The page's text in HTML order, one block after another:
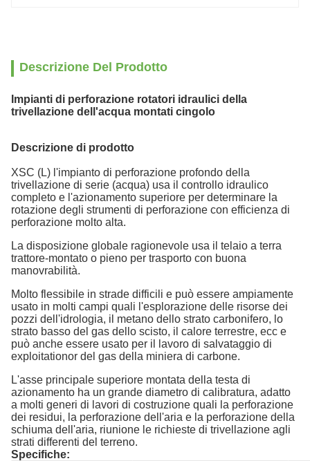
Descrizione Del Prodotto
Impianti di perforazione rotatori idraulici della
trivellazione dell'acqua montati cingolo
Descrizione di prodotto
XSC (L) l'impianto di perforazione profondo della
trivellazione di serie (acqua) usa il controllo idraulico
completo e l'azionamento superiore per determinare la
rotazione degli strumenti di perforazione con efficienza di
perforazione molto alta.
La disposizione globale ragionevole usa il telaio a terra
trattore-montato o pieno per trasporto con buona
manovrabilità.
Molto flessibile in strade difficili e può essere ampiamente
usato in molti campi quali l'esplorazione delle risorse dei
pozzi dell'idrologia, il metano dello strato carbonifero, lo
strato basso del gas dello scisto, il calore terrestre, ecc e
può anche essere usato per il lavoro di salvataggio di
exploitationor del gas della miniera di carbone.
L'asse principale superiore montata della testa di
azionamento ha un grande diametro di calibratura, adatto
a molti generi di lavori di costruzione quali la perforazione
dei residui, la perforazione dell'aria e la perforazione della
schiuma dell'aria, riunione le richieste di trivellazione agli
strati differenti del terreno.
Specifiche: